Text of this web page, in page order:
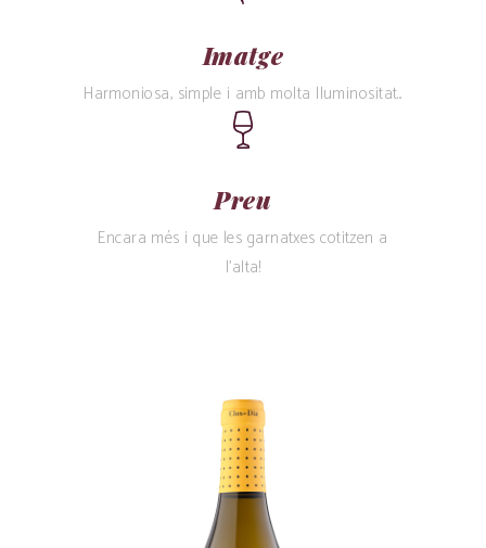
Imatge
Harmoniosa, simple i amb molta lluminositat...
Preu
Encara més i que les garnatxes cotitzen a
l’alta!